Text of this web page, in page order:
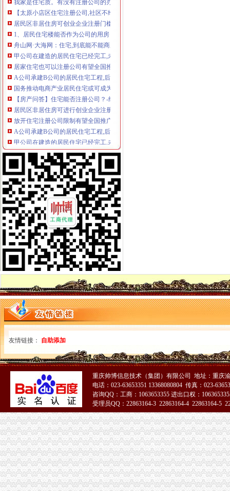
【太原小店区住宅注册公司,社区不给盖住改商的证明】-小店陵易
居民区非居住房可创业企业注册门槛一降再降-头条民生-E都市
1、居民住宅楼能否作为公司的用房？2、住宅改变为非居用途后收多少
舟山网·大海网：住宅,到底能不能商用？定海一半新注册企业开在居
甲公司在建造的居民住宅已经完工,未办理房屋所有权证的况下,-
居家住宅也可以注册公司有望全国推广-中投顾问|中国投资咨询网
A公司承建B公司的居民住宅工程,后来双方因工程质量问题导致纠纷
国务推动电商产业居民住宅或可成为注册场所-市场-西安乐居网
【房产问答】住宅能否注册公司？-经开区-合肥论坛_合肥论坛网_合肥
居民区非居住房可进行创业企业注册门槛一降再降-房产频道-和讯网
放开住宅注册公司限制有望全国推广-市场-惠州乐居网
A公司承建B公司的居民住宅工程,后来双方因工程质量问题导致纠纷
甲公司在建造的居民住宅已经完工,未办理房屋所有权证的况下,-
放开住宅注册公司限制有望全国推广_网易杭州房产频道
住宅可以注册房地产经纪服务公司吗-生活杂谈-得意生活-武汉生活消
居民楼可以进行公司注册办照吗？_搜狐财经_搜狐网
居民住宅楼内的房屋改变为经营用房注册企业应提交哪些文件？-问
放开住宅注册公司限制有望全国推广-房产新闻-抚顺搜狐焦点网
一公司注册地空挂居民楼房子卖了引新房主不满_新浪地产网
九亭注册公司_周边服务栏目_机电之家网
放开住宅注册公司限制有望全国推广-市场-三亚乐居网
毛坯住房被注册6家公司工商部门称简化审批＂惹祸＂--湖北频道--
武汉住宅地址可以注册公司吗？
住宅可以注册公司吗_百度经验
家庭住宅能用来注册公司吗？工商局给出了这样的答案
解析家庭住宅的房子能够注册公司吗？_经济论坛_天涯论坛_天涯社区
住宅楼是否可以郑州注册公司-信息服务
苏州公司注册居民楼可以办照吗？自己家里可以做住所吗？住宅可以办
原业主用房子注册了公司,怎么办？-中国房屋买卖问题-中国吉屋网
一公司注册地空挂在居民楼房子卖了引新房主不满-房产新闻-南京搜狐
我想注册一个电子商务公司做线上的销售。注册公司能用民宅吗？_问
住宅公司_标签_网易财经
城市居民住宅变经营场所引发的问题和思考
居民住宅注册公司
民用住宅租赁给公司注册办公对房主有什么不利影响吗？
居民区非居住房可进行创业企业注册门槛一降再降_网易新闻
地址是住宅质且有民宅商用证明的不予注册公司---爱喇
民用住宅租赁给公司注册办公对房主有什么不利影响吗？
放开住宅注册公司限制有望全国推广_网易广州房产频道
北京叫停居民住宅内开公司-远洋新干线-北京搜狐焦点业主论坛
小区住宅注册公司是合的！为什么东营市工商局单要求小区住宅不
推荐居民住宅楼内的房屋改变为经营用房注册企业应提交哪些文件？
居民区非居住房可进行创业企业注册门槛一降再降_网易新闻
北京叫停居民住宅内开公司-汇科旺园论坛-搜狐焦点网济南站
放开住宅注册公司限制有望全国推广_国内经济_好买基金网
友情链接： 自助添加
重庆帅博信息技术（集团）有限公司 地址：重庆
电话：023-63653351 13368080804 传真：023-
咨询QQ：工商：1063653355 进出口权：
受理员QQ：22863164-3 22863164-4 22863164-5